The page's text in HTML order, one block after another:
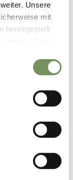
Unsere
mit
bereitgestellt